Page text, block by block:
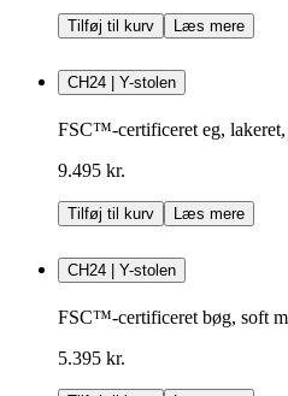
Tilføj til kurv Læs mere
CH24 | Y-stolen
FSC™-certificeret eg,
9.495 kr.
Tilføj til kurv Læs mere
CH24 | Y-stolen
FSC™-certificeret bøg, soft
5.395 kr.